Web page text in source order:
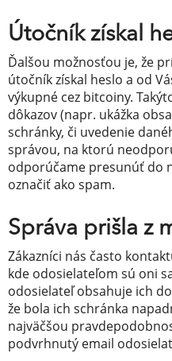
Útočník získal
Ďalšou možnosťou je, že
útočník získal heslo a od
výkupné cez bitcoiny.
dôkazov (napr. ukážka
schránky, či uvedenie
správou, na ktorú
odporúčame presunúť do
označiť ako spam.
Správa prišla z
Zákazníci nás často
kde odosielateľom sú oni
odosielateľ obsahuje ich
že bola ich schránka
najväčšou
podvrhnutý email